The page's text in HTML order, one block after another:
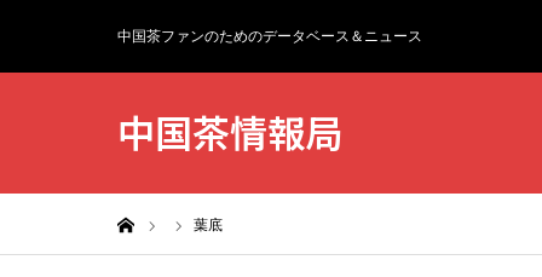
中国茶ファンのためのデータベース＆ニュース
中国茶情報局
葉底